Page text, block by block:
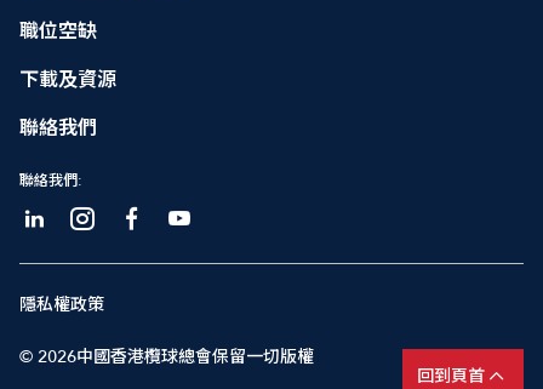
回到頁首
職位空缺
下載及資源
聯絡我們
聯絡我們:
© 2026中國香港欖球總會保留一切版權
隱私權政策